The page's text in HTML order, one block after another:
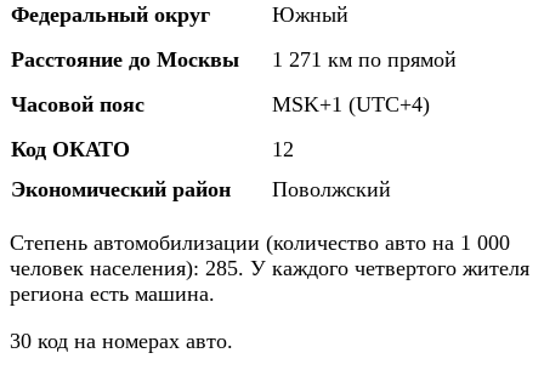
Федеральный округ
Южный
Расстояние до Москвы
1 271 км по прямой
Часовой пояс
MSK+1 (UTC+4)
Код ОКАТО
12
Экономический район
Поволжский
Степень автомобилизации (количество авто на 1 000
человек населения): 285. У каждого четвертого жителя
региона есть машина.
30 код на номерах авто.